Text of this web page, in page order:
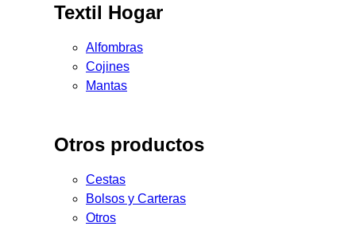
Textil Hogar
Alfombras
Cojines
Mantas
Otros productos
Cestas
Bolsos y Carteras
Otros